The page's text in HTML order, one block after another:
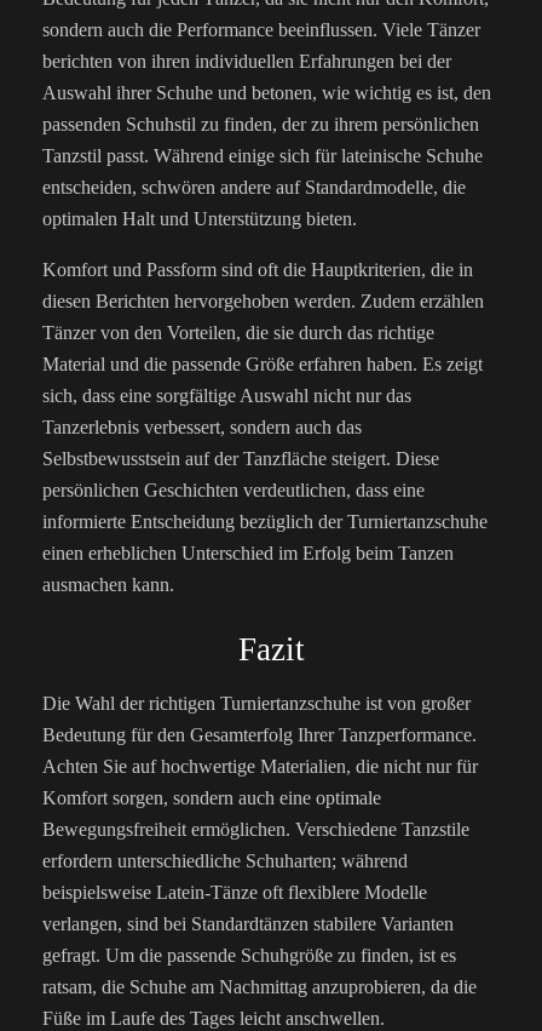
sondern auch die Performance beeinflussen. Viele Tänzer
berichten von ihren individuellen Erfahrungen bei der
Auswahl ihrer Schuhe und betonen, wie wichtig es ist, den
passenden Schuhstil zu finden, der zu ihrem persönlichen
Tanzstil passt. Während einige sich für lateinische Schuhe
entscheiden, schwören andere auf Standardmodelle, die
optimalen Halt und Unterstützung bieten.
Komfort und Passform sind oft die Hauptkriterien, die in
diesen Berichten hervorgehoben werden. Zudem erzählen
Tänzer von den Vorteilen, die sie durch das richtige
Material und die passende Größe erfahren haben. Es zeigt
sich, dass eine sorgfältige Auswahl nicht nur das
Tanzerlebnis verbessert, sondern auch das
Selbstbewusstsein auf der Tanzfläche steigert. Diese
persönlichen Geschichten verdeutlichen, dass eine
informierte Entscheidung bezüglich der Turniertanzschuhe
einen erheblichen Unterschied im Erfolg beim Tanzen
ausmachen kann.
Fazit
Die Wahl der richtigen Turniertanzschuhe ist von großer
Bedeutung für den Gesamterfolg Ihrer Tanzperformance.
Achten Sie auf hochwertige Materialien, die nicht nur für
Komfort sorgen, sondern auch eine optimale
Bewegungsfreiheit ermöglichen. Verschiedene Tanzstile
erfordern unterschiedliche Schuharten; während
beispielsweise Latein-Tänze oft flexiblere Modelle
verlangen, sind bei Standardtänzen stabilere Varianten
gefragt. Um die passende Schuhgröße zu finden, ist es
ratsam, die Schuhe am Nachmittag anzuprobieren, da die
Füße im Laufe des Tages leicht anschwellen.